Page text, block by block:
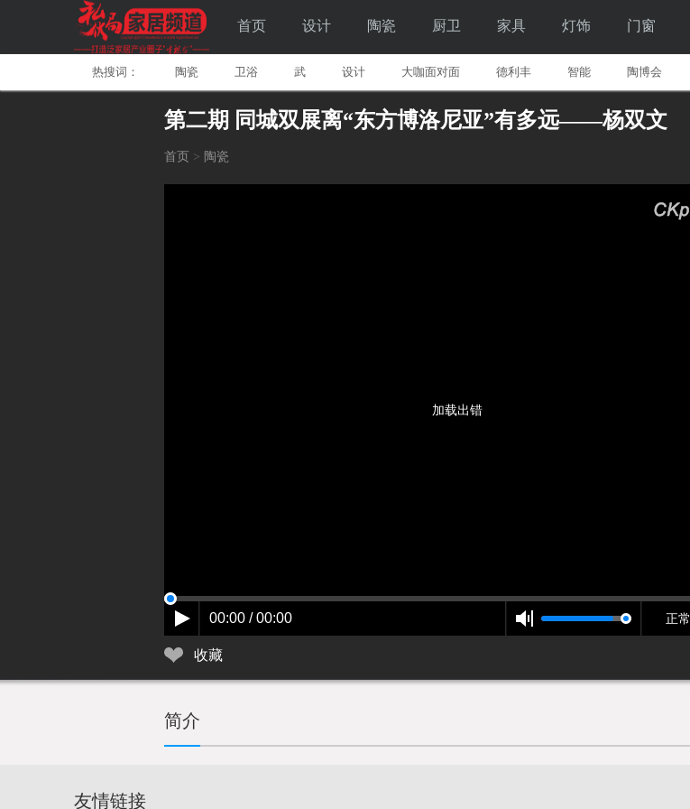
首页 设计 陶瓷 厨卫 家具 灯饰 门窗
热搜词： 陶瓷 卫浴 武 设计 大咖面对面 德利丰 智能 陶博会
第二期 同城双展离“东方博洛尼亚”有多远——杨双文
首页 > 陶瓷
00:00 / 00:00 正常
加载出错
收藏
简介
友情链接